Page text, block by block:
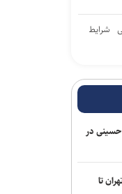
شرایط
برای
ایران
در
تا